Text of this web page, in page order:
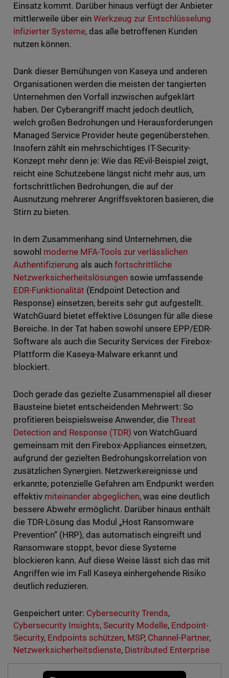
Einsatz kommt. Darüber hinaus verfügt der Anbieter
mittlerweile über ein Werkzeug zur Entschlüsselung
infizierter Systeme, das alle betroffenen Kunden
nutzen können.
Dank dieser Bemühungen von Kaseya und anderen
Organisationen werden die meisten der tangierten
Unternehmen den Vorfall inzwischen aufgeklärt
haben. Der Cyberangriff macht jedoch deutlich,
welch großen Bedrohungen und Herausforderungen
Managed Service Provider heute gegenüberstehen.
Insofern zählt ein mehrschichtiges IT-Security-
Konzept mehr denn je: Wie das REvil-Beispiel zeigt,
reicht eine Schutzebene längst nicht mehr aus, um
fortschrittlichen Bedrohungen, die auf der
Ausnutzung mehrerer Angriffsvektoren basieren, die
Stirn zu bieten.
In dem Zusammenhang sind Unternehmen, die
sowohl moderne MFA-Tools zur verlässlichen
Authentifizierung als auch fortschrittliche
Netzwerksicherheitslösungensowie umfassende
EDR-Funktionalität (Endpoint Detection and
Response) einsetzen, bereits sehr gut aufgestellt.
WatchGuard bietet effektive Lösungen für alle diese
Bereiche. In der Tat haben sowohl unsere EPP/EDR-
Software als auch die Security Services der Firebox-
Plattform die Kaseya-Malware erkannt und
blockiert.
Doch gerade das gezielte Zusammenspiel all dieser
Bausteine bietet entscheidenden Mehrwert: So
profitieren beispielsweise Anwender, dieThreat
Detection and Response (TDR) von WatchGuard
gemeinsam mit den Firebox-Appliances einsetzen,
aufgrund der gezielten Bedrohungskorrelation von
zusätzlichen Synergien. Netzwerkereignisse und
erkannte, potenzielle Gefahren am Endpunkt werden
effektiv miteinander abgeglichen, was eine deutlich
bessere Abwehr ermöglicht. Darüber hinaus enthält
die TDR-Lösung das Modul „Host Ransomware
Prevention“ (HRP), das automatisch eingreift und
Ransomware stoppt, bevor diese Systeme
blockieren kann. Auf diese Weise lässt sich das mit
Angriffen wie im Fall Kaseya einhergehende Risiko
deutlich reduzieren.
Gespeichert unter: Cybersecurity Trends,
Cybersecurity Insights, Security Modelle, Endpoint-
Security, Endpoints schützen, MSP, Channel-Partner,
Netzwerksicherheitsdienste, Distributed Enterprise